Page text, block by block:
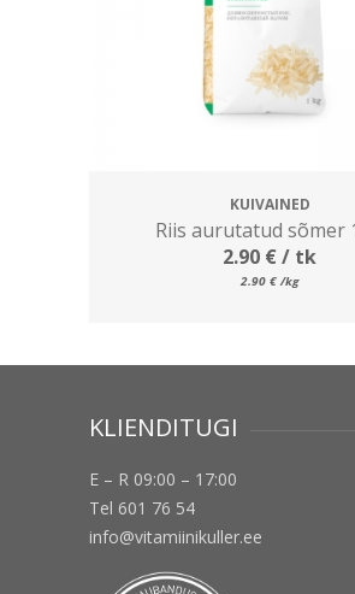
KUIVAINED
Riis aurutatud sõmer
2.90 €/ tk
2.90 € /kg
KLIENDITUGI
E – R 09:00 – 17:00
Tel 601 76 54
info@vitamiinikuller.ee